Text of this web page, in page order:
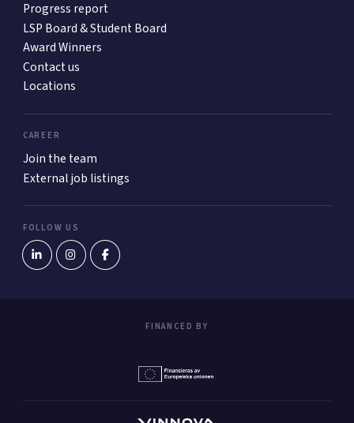
Progress report
LSP Board & Student Board
Award Winners
Contact us
Locations
CAREER
Join the team
External job listings
FOLLOW US
FINANCED BY